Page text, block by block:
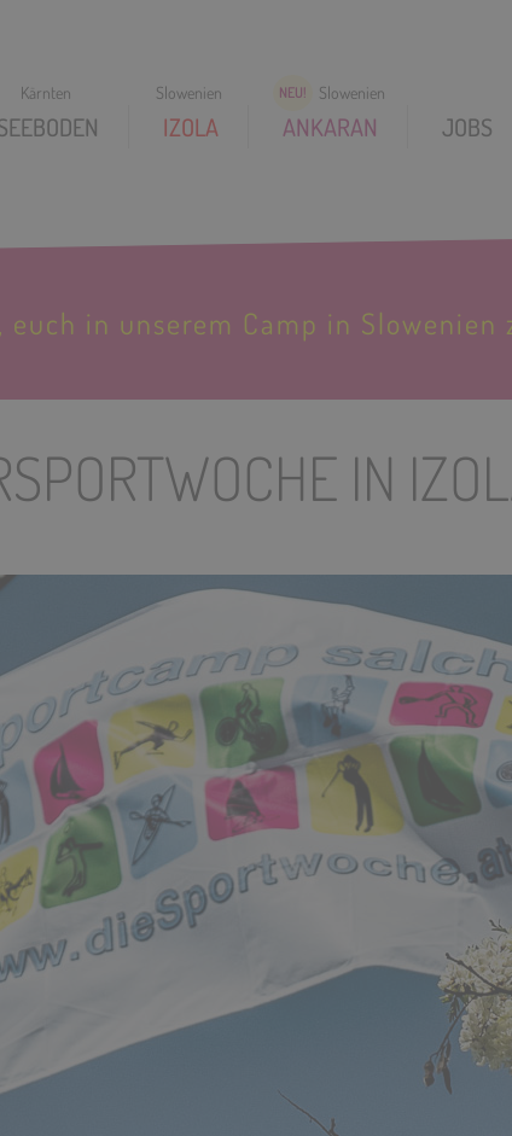
IZOLA ANKARAN JOBS
euch in unserem Camp in Slowenien
IN